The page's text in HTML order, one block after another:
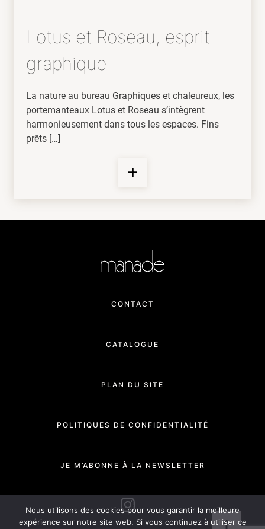
Lotus et Roseau, esprit
graphique
La nature au bureau Graphiques et chaleureux, les
portemanteaux Lotus et Roseau s’intègrent
harmonieusement dans tous les espaces. Fins
prêts […]
CONTACT
CATALOGUE
PLAN DU SITE
POLITIQUES DE CONFIDENTIALITÉ
JE M’ABONNE À LA NEWSLETTER
Nous utilisons des cookies pour vous garantir la meilleure
expérience sur notre site web. Si vous continuez à utiliser ce